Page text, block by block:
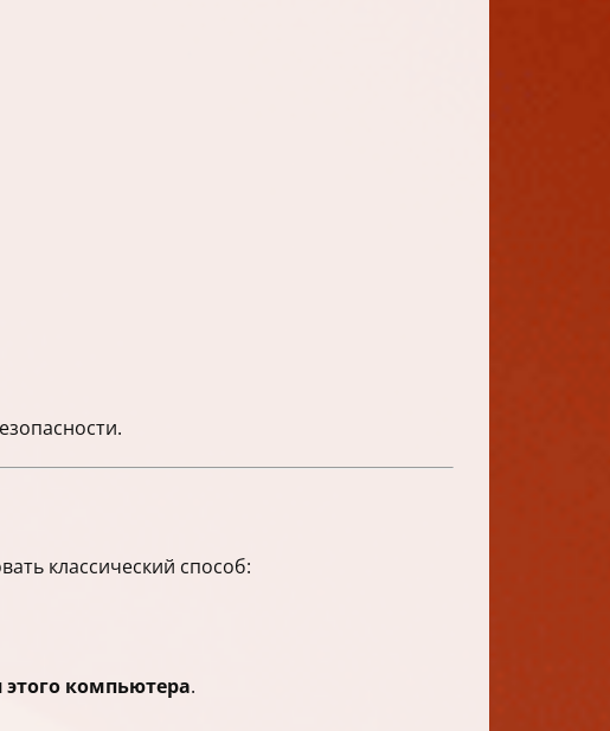
классический способ:
компьютера.